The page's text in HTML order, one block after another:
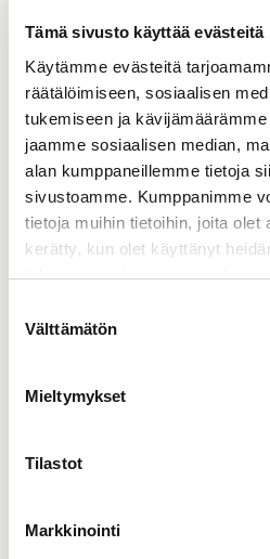
Tämä sivusto käyttää evästeitä
Käytämme evästeitä
räätälöimiseen, sosiaalisen
tukemiseen ja
jaamme sosiaalisen median,
alan kumppaneillemme tietoja
sivustoamme. Kumppanimme
tietoja muihin tietoihin, joita olet
kerätty, kun olet käyttänyt
tahansa poistaa suostumuksesi
valinta
Välttämätön
Mieltymykset
Tilastot
Markkinointi
Hallitus valitsi yhtiökokouksen
kokouksessa keskuudestaan
Henkilöstövaliokunta:
Jussi Aho, Jasmin Soravia
Tarkastusvaliokunta:
Ehrnrooth, Thomas
Kristina Jahn
Kuvaus valiokuntien tehtävistä